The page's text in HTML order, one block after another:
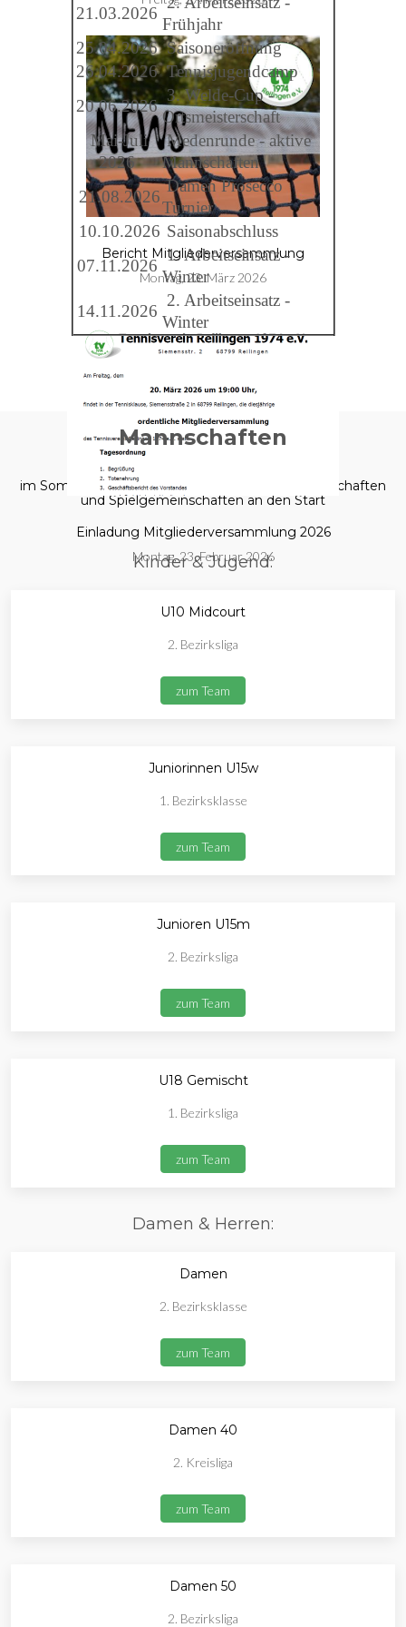
Bericht Mitgliederversammlung
Montag, 23. März 2026
Einladung Mitgliederversammlung 2026
Montag, 23. Februar 2026
21.03.2026
Frühjahr
25.04.2026 Saisoneröffnung
26.04.2026 Tennisjugendcamp
20.06.2026
3. Welde-Cup -
Ortsmeisterschaft
Mai-Juli
2026
Medenrunde - aktive
Mannschaften
21.08.2026
Damen Prosecco
Turnier
10.10.2026 Saisonabschluss
07.11.2026
1. Arbeitseinsatz -
Winter
14.11.2026
2. Arbeitseinsatz -
Winter
Mannschaften
im Sommer 2025 gehen wir mit folgenden Mannschaften
und Spielgemeinschaften an den Start
Kinder & Jugend:
U10 Midcourt
2. Bezirksliga
zum Team
Juniorinnen U15w
1. Bezirksklasse
zum Team
Junioren U15m
2. Bezirksliga
zum Team
U18 Gemischt
1. Bezirksliga
zum Team
Damen & Herren:
Damen
2. Bezirksklasse
zum Team
Damen 40
2. Kreisliga
zum Team
Damen 50
2. Bezirksliga